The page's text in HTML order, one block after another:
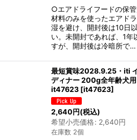
○エアドライフードの保
材料のみを使ったエアド
湿を避け、開封後は10日
い。未開封であれば、1年
すが、開封後は冷暗所で…
最短賞味2028.9.25・iti
ディナー 200g全年齢犬
it47623 [it47623]
2,640円(税込)
希望小売価格: 2,640円
在庫数 2個